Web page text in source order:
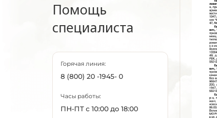
Помощь
специалиста
Горячая линия:
8 (800) 20 -1945- 0
Часы работы:
ПН-ПТ с 10:00 до 18:00